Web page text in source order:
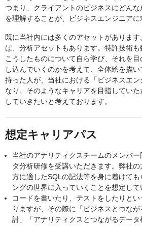
つまり、クライアントのビジネスにどん
を理解することが、ビジネスエンジニアに
既に当社内には多くのアセットがありま
ば、分析アセットもあります。特許技術も
こうしたものについて自ら学び、それを
し込んでいくのかを考えて、全体絵を描
持った人が、当社における「ビジネスエ
なり、そのようなキャリアを目指してい
していきたいと考えております。
想定キャリアパス
当社のアナリティクスチームのメンバ
タ分析研修を受講いただきます。弊社
方に適したSQLの記法等を身に着けても
ングの世界に入っていくことを想定して
コードを書いたり、テストをしたりと
りますが、その際に「ビジネスとつな
討」「アナリティクスとつながるデータ